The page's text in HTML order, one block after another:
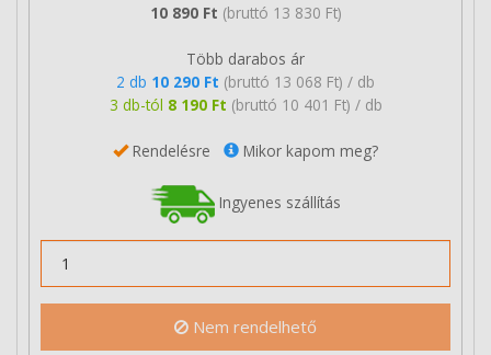
10 890 Ft (bruttó 13 830 Ft)
Több darabos ár
2 db 10 290 Ft (bruttó 13 068 Ft) / db
3 db-tól 8 190 Ft (bruttó 10 401 Ft) / db
Rendelésre Mikor kapom meg?
Ingyenes szállítás
Nem rendelhető